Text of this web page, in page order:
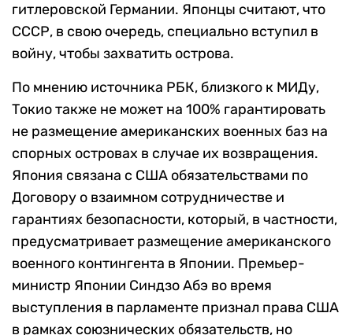
гитлеровской Германии. Японцы считают, что
СССР, в свою очередь, специально вступил в
войну, чтобы захватить острова.
По мнению источника РБК, близкого к МИДу,
Токио также не может на 100% гарантировать
не размещение американских военных баз на
спорных островах в случае их возвращения.
Япония связана с США обязательствами по
Договору о взаимном сотрудничестве и
гарантиях безопасности, который, в частности,
предусматривает размещение американского
военного контингента в Японии. Премьер-
министр Японии Синдзо Абэ во время
выступления в парламенте признал права США
в рамках союзнических обязательств, но